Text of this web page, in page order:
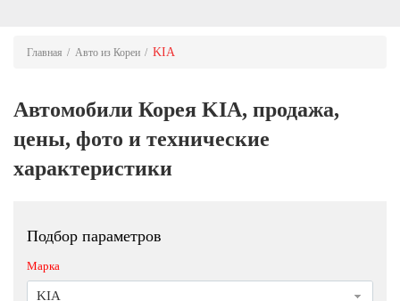
Главная Авто из Кореи KIA
Автомобили Корея KIA, продажа,
цены, фото и технические
характеристики
Подбор параметров
Марка
KIA